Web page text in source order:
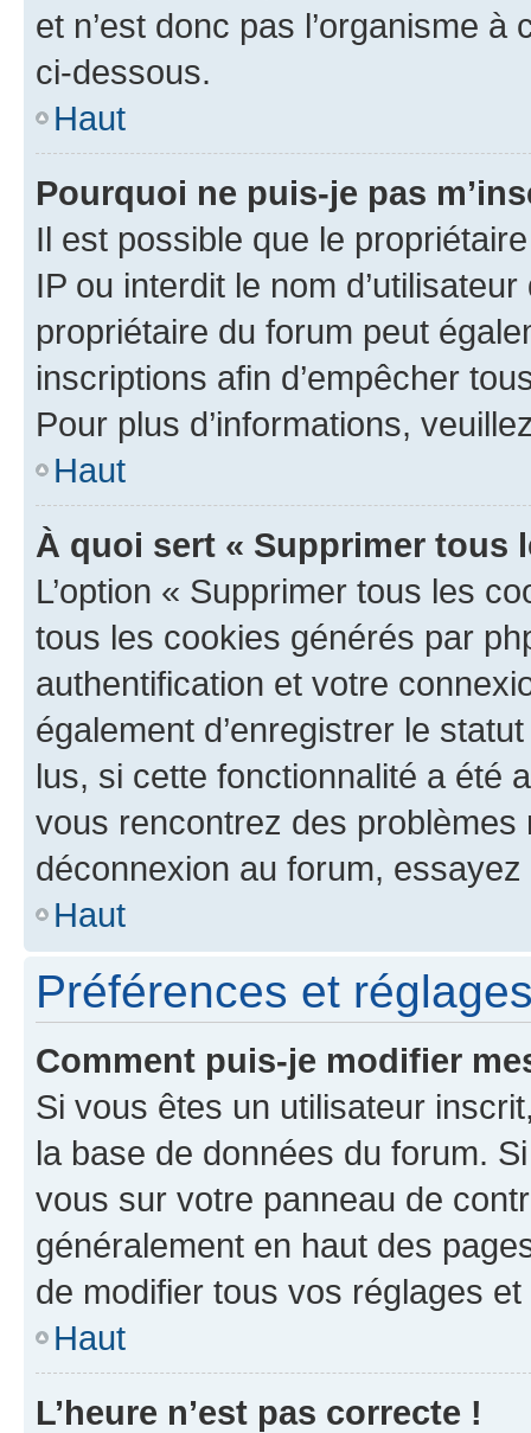
et n’est donc pas l’organisme
ci-dessous.
Haut
Pourquoi ne puis-je pas
Il est possible que le
IP ou interdit le nom
propriétaire du forum peut
inscriptions afin d’empêcher
Pour plus d’informations,
Haut
À quoi sert « Supprimer tous
L’option « Supprimer tous les
tous les cookies générés par
authentification et votre
également d’enregistrer le
lus, si cette fonctionnalité a été
vous rencontrez des
déconnexion au forum,
Haut
Préférences et
Comment puis-je modifier
Si vous êtes un utilisateur
la base de données du forum.
vous sur votre panneau de
généralement en haut des
de modifier tous vos réglages
Haut
L’heure n’est pas correcte !